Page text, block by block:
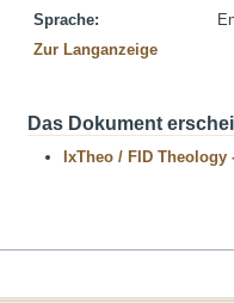
Sprache:
Zur Langanzeige
Das Dokument
IxTheo / FID Theology